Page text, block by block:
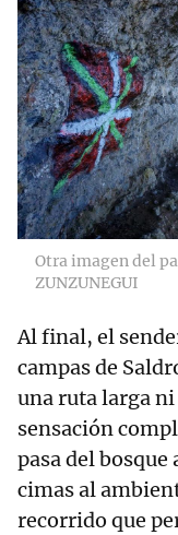
Otra imagen del
ZUNZUNEGUI
Al final, el
campas de
una ruta larga
sensación
pasa del
cimas al
recorrido que